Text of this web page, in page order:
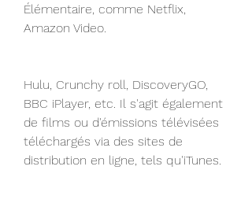
Élémentaire, comme Netflix,
Amazon Video.
Hulu, Crunchy roll, DiscoveryGO,
BBC iPlayer, etc. Il s'agit également
de films ou d'émissions télévisées
téléchargés via des sites de
distribution en ligne, tels qu'iTunes.